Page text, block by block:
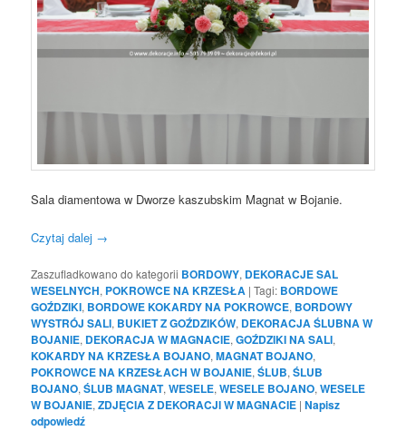
Sala diamentowa w Dworze kaszubskim Magnat w Bojanie.
Czytaj dalej →
Zaszufladkowano do kategorii BORDOWY, DEKORACJE SAL
WESELNYCH, POKROWCE NA KRZESŁA |Tagi: BORDOWE
GOŹDZIKI, BORDOWE KOKARDY NA POKROWCE, BORDOWY
WYSTRÓJ SALI, BUKIET Z GOŹDZIKÓW, DEKORACJA ŚLUBNA W
BOJANIE, DEKORACJA W MAGNACIE,GOŹDZIKI NA SALI,
KOKARDY NA KRZESŁA BOJANO,MAGNAT BOJANO,
POKROWCE NA KRZESŁACH W BOJANIE,ŚLUB,ŚLUB
BOJANO,ŚLUB MAGNAT,WESELE,WESELE BOJANO,WESELE
W BOJANIE,ZDJĘCIA Z DEKORACJI W MAGNACIE |Napisz
odpowiedź